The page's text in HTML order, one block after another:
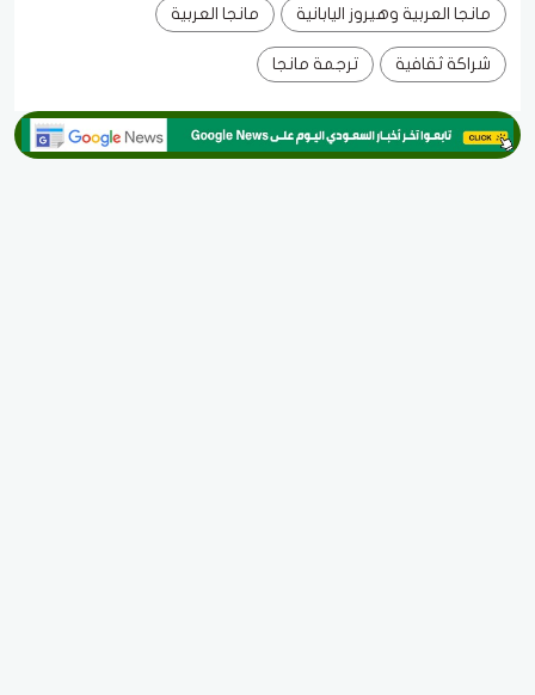
مانجا العربية وهيروز اليابانية مانجا العربية
شراكة ثقافية ترجمة مانجا